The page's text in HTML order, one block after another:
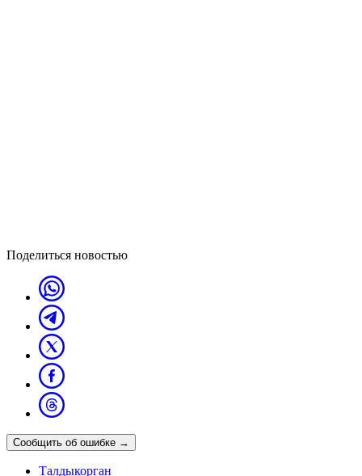
Поделиться новостью
Сообщить об ошибке →
Талдыкорган